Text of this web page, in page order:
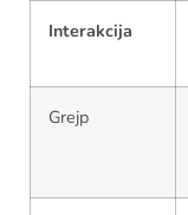
Interakcija
Grejp